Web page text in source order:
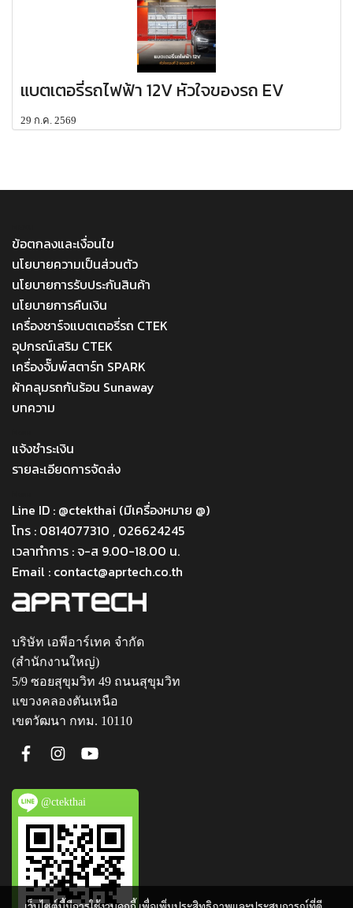
แบตเตอรี่รถไฟฟ้า 12V หัวใจของรถ EV
29 ก.ค. 2569
ข้อตกลงและเงื่อนไข
นโยบายความเป็นส่วนตัว
นโยบายการรับประกันสินค้า
นโยบายการคืนเงิน
เครื่องชาร์จแบตเตอรี่รถ CTEK
อุปกรณ์เสริม CTEK
เครื่องจั๊มพ์สตาร์ท SPARK
ผ้าคลุมรถกันร้อน Sunaway
บทความ
แจ้งชำระเงิน
รายละเอียดการจัดส่ง
Line ID : @ctekthai (มีเครื่องหมาย @)
โทร : 0814077310 , 026624245
เวลาทำการ : จ-ส 9.00-18.00 น.
Email : contact@aprtech.co.th
บริษัท เอพีอาร์เทค จำกัด
(สำนักงานใหญ่)
5/9 ซอยสุขุมวิท 49 ถนนสุขุมวิท
แขวงคลองตันเหนือ
เขตวัฒนา กทม. 10110
@ctekthai